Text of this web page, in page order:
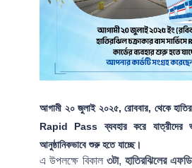
আগামী ২০ জুলাই ২০২৫, রোববার, থেকে
Rapid Pass ব্যবহার করে যাত্রীদের
আনুষ্ঠানিকভাবে শুরু হতে যাচ্ছে।
এ উপলক্ষে বিকাল ৩টা, হাতিরঝিলের